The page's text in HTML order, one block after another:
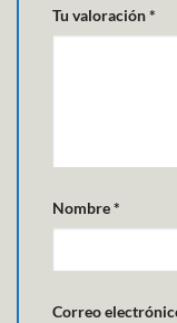
Tu valoración*
Nombre*
Correo